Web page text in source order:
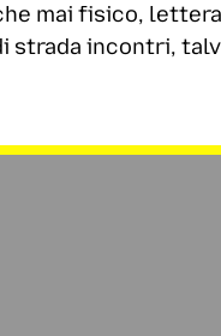
mai fisico,
strada incontri,